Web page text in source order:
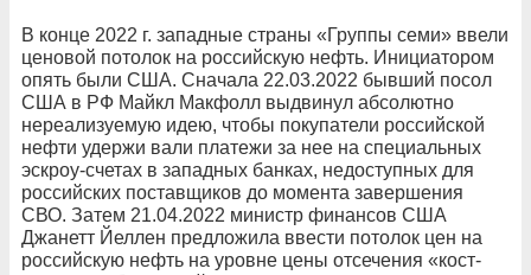
В конце 2022 г. западные страны «Группы семи» ввели
ценовой потолок на российскую нефть. Инициатором
опять были США. Сначала 22.03.2022 бывший посол
США в РФ Майкл Макфолл выдвинул абсолютно
нереализуемую идею, чтобы покупатели российской
нефти удержи вали платежи за нее на специальных
эскроу-счетах в западных банках, недоступных для
российских поставщиков до момента завершения
СВО. Затем 21.04.2022 министр финансов США
Джанетт Йеллен предложила ввести потолок цен на
российскую нефть на уровне цены отсечения «кост-